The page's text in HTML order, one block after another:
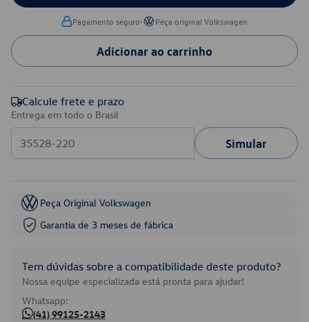
Pagamento seguro• Peça original Volkswagen
Adicionar ao carrinho
Calcule frete e prazo
Entrega em todo o Brasil
Simular
Peça Original Volkswagen
Garantia de 3 meses de fábrica
Tem dúvidas sobre a compatibilidade deste produto?
Nossa equipe especializada está pronta para ajudar!
Whatsapp:
(41) 99125-2143